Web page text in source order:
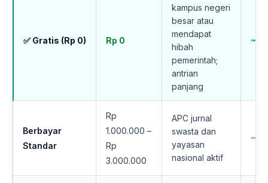
✅ Gratis (Rp 0) Rp 0
kampus negeri
besar atau
mendapat
hibah
pemerintah;
antrian
panjang
Berbayar
Standar
Rp
1.000.000 –
Rp
3.000.000
APC jurnal
swasta dan
yayasan
nasional aktif